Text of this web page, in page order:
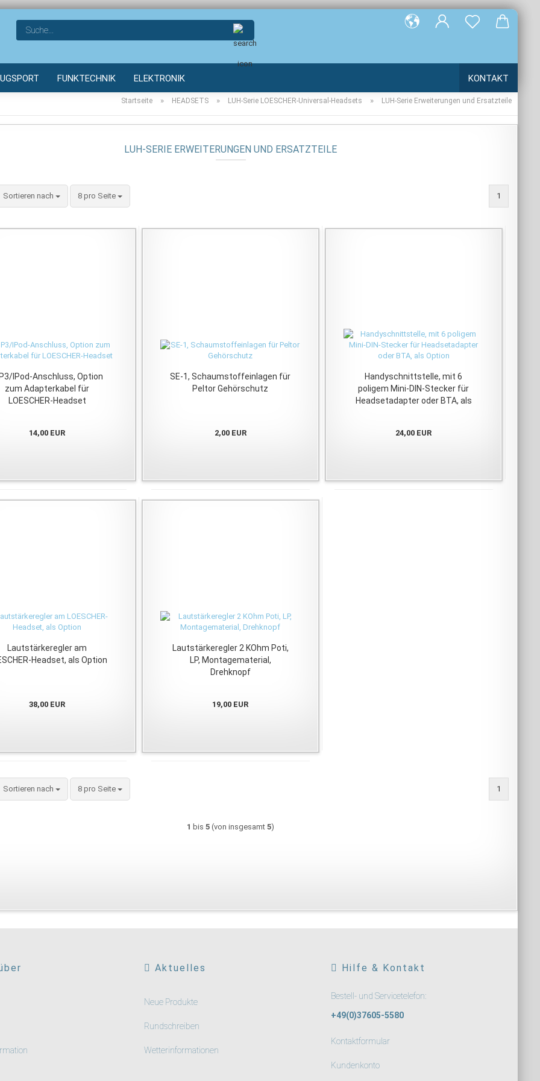
Suche...
FUNKTECHNIK ELEKTRONIK KONTAKT
Startseite » HEADSETS » LUH-Serie LOESCHER-Universal-Headsets » LUH-Serie Erweiterungen und Ersatzteile
LUH-SERIE ERWEITERUNGEN UND ERSATZTEILE
Sortieren nach
Sortieren nach 8 pro Seite
pro Seite 1
IPod-Anschluss, Option
zum Adapterkabel für
LOESCHER-Headset
14,00 EUR
SE-1, Schaumstoffeinlagen für
Peltor Gehörschutz
2,00 EUR
Handyschnittstelle, mit 6
poligem Mini-DIN-Stecker für
Headsetadapter oder BTA, als
24,00 EUR
Lautstärkeregler am
Headset, als Option
38,00 EUR
Lautstärkeregler 2 KOhm Poti,
LP, Montagematerial,
Drehknopf
19,00 EUR
Sortieren nach
Sortieren nach 8 pro Seite
pro Seite 1
1 bis5 (von insgesamt5)
Aktuelles
Neue Produkte
Rundschreiben
Wetterinformationen
Hilfe & Kontakt
Bestell- und Servicetelefon:
+49(0)37605-5580
Kontaktformular
Kundenkonto